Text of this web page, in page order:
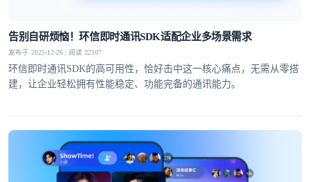
告别自研烦恼！环信即时通讯SDK适配企业多场景需求
发布于 2025-12-26 | 阅读 22107
环信即时通讯SDK的高可用性，恰好击中这一核心痛点，无需从零搭
建，让企业轻松拥有性能稳定、功能完备的通讯能力。​
登录即时通讯云